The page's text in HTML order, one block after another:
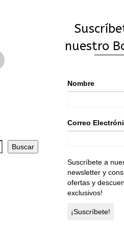
Buscar
nuestro
Nombre
Correo
Suscríbete a
newsletter y
ofertas y
exclusivos!